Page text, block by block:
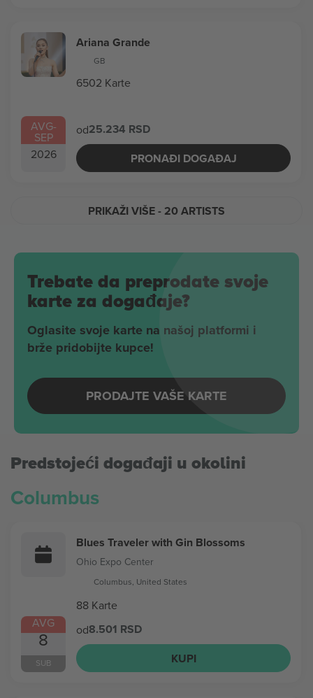
AVG-
SEP
2026
Ariana Grande
GB
6502 Karte
od25.234 RSD
PRONAĐI DOGAĐAJ
PRIKAŽI VIŠE- 20 ARTISTS
Trebate da preprodate svoje
karte za događaje?
Oglasite svoje karte na našoj platformi i
brže pridobijte kupce!
PRODAJTE VAŠE KARTE
Predstojeći događaji u okolini
Columbus
AVG
8
SUB
Blues Traveler with Gin Blossoms
Ohio Expo Center
Columbus, United States
88 Karte
od8.501 RSD
KUPI